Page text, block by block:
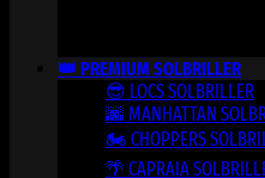
👑 PREMIUM SOLBRILLER
😎 LOCS SOLBRILLER
🌆 MANHATTAN
🏍️ CHOPPERS
🌴 CAPRAIA